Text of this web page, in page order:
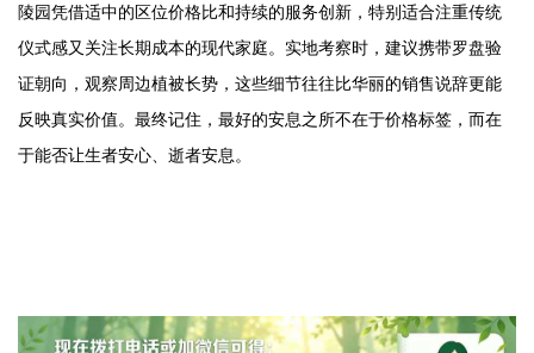
陵园凭借适中的区位价格比和持续的服务创新，特别适合注重传统
仪式感又关注长期成本的现代家庭。实地考察时，建议携带罗盘验
证朝向，观察周边植被长势，这些细节往往比华丽的销售说辞更能
反映真实价值。最终记住，最好的安息之所不在于价格标签，而在
于能否让生者安心、逝者安息。